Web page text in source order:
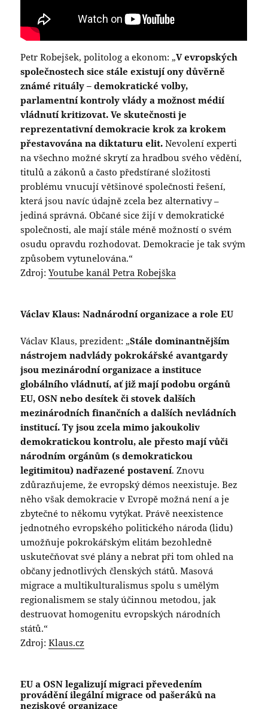
Petr Robejšek, politolog a ekonom: „V evropských
společnostech sice stále existují ony důvěrně
známé rituály – demokratické volby,
parlamentní kontroly vlády a možnost médií
vládnutí kritizovat. Ve skutečnosti je
reprezentativní demokracie krok za krokem
přestavována na diktaturu elit.Nevolení experti
na všechno možné skrytí za hradbou svého vědění,
titulů a zákonů a často předstírané složitosti
problému vnucují většinové společnosti řešení,
která jsou navíc údajně zcela bez alternativy –
jediná správná. Občané sice žijí v demokratické
společnosti, ale mají stále méně možností o svém
osudu opravdu rozhodovat. Demokracie je tak svým
způsobem vytunelována.“
Zdroj:Youtube kanál Petra Robejška
Václav Klaus: Nadnárodní organizace a role EU
Václav Klaus, prezident: „Stále dominantnějším
nástrojem nadvlády pokrokářské avantgardy
jsou mezinárodní organizace a instituce
globálního vládnutí, ať již mají podobu orgánů
EU, OSN nebo desítek či stovek dalších
mezinárodních finančních a dalších nevládních
institucí. Ty jsou zcela mimo jakoukoliv
demokratickou kontrolu, ale přesto mají vůči
národním orgánům (s demokratickou
legitimitou) nadřazené postavení. Znovu
zdůrazňujeme, že evropský démos neexistuje. Bez
něho však demokracie v Evropě možná není a je
zbytečné to někomu vytýkat. Právě neexistence
jednotného evropského politického národa (lidu)
umožňuje pokrokářským elitám bezohledně
uskutečňovat své plány a nebrat při tom ohled na
občany jednotlivých členských států. Masová
migrace a multikulturalismus spolu s umělým
regionalismem se staly účinnou metodou, jak
destruovat homogenitu evropských národních
států.“
Zdroj:Klaus.cz
EU a OSN legalizují migraci převedením
provádění ilegální migrace od pašeráků na
neziskové organizace